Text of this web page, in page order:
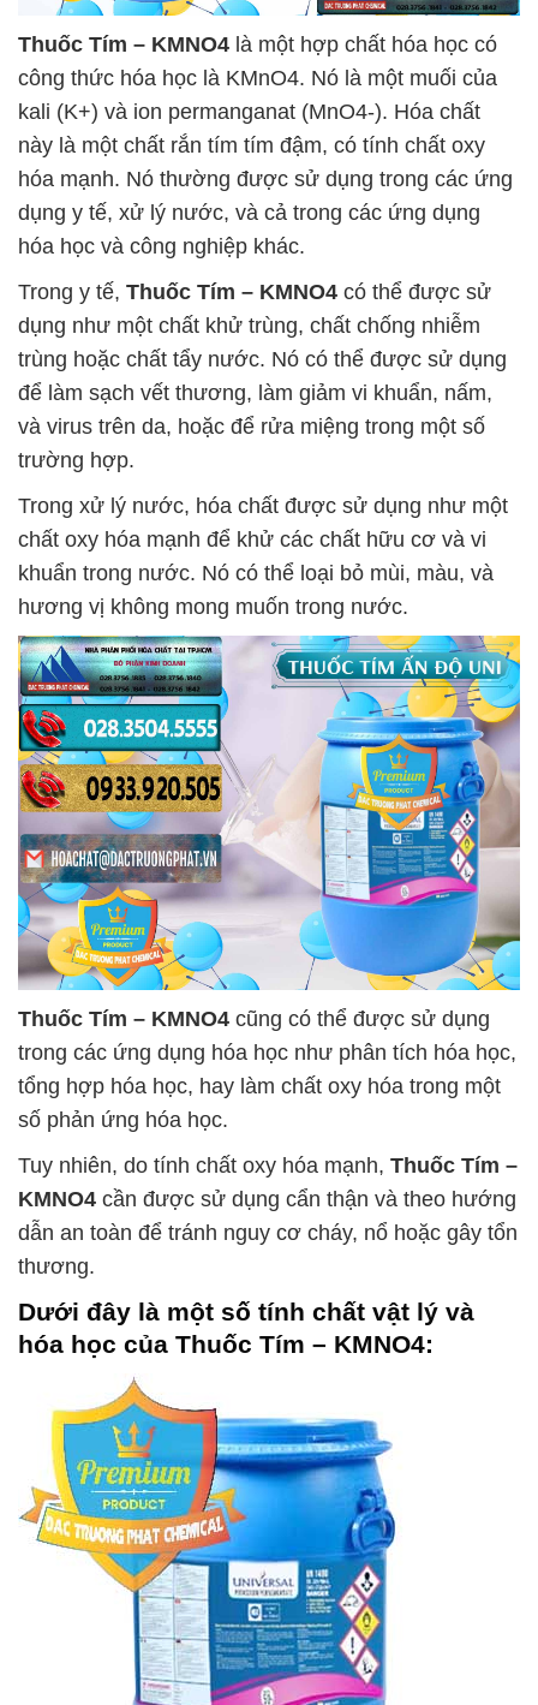
Thuốc Tím – KMNO4 là một hợp chất hóa học có
công thức hóa học là KMnO4. Nó là một muối của
kali (K+) và ion permanganat (MnO4-). Hóa chất
này là một chất rắn tím tím đậm, có tính chất oxy
hóa mạnh. Nó thường được sử dụng trong các ứng
dụng y tế, xử lý nước, và cả trong các ứng dụng
hóa học và công nghiệp khác.
Trong y tế, Thuốc Tím – KMNO4 có thể được sử
dụng như một chất khử trùng, chất chống nhiễm
trùng hoặc chất tẩy nước. Nó có thể được sử dụng
để làm sạch vết thương, làm giảm vi khuẩn, nấm,
và virus trên da, hoặc để rửa miệng trong một số
trường hợp.
Trong xử lý nước, hóa chất được sử dụng như một
chất oxy hóa mạnh để khử các chất hữu cơ và vi
khuẩn trong nước. Nó có thể loại bỏ mùi, màu, và
hương vị không mong muốn trong nước.
Thuốc Tím – KMNO4 cũng có thể được sử dụng
trong các ứng dụng hóa học như phân tích hóa học,
tổng hợp hóa học, hay làm chất oxy hóa trong một
số phản ứng hóa học.
Tuy nhiên, do tính chất oxy hóa mạnh, Thuốc Tím –
KMNO4 cần được sử dụng cẩn thận và theo hướng
dẫn an toàn để tránh nguy cơ cháy, nổ hoặc gây tổn
thương.
Dưới đây là một số tính chất vật lý và
hóa học của Thuốc Tím – KMNO4: